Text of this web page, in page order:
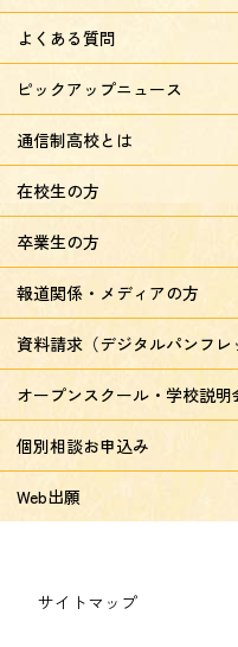
よくある質問
ピックアップニュース
通信制高校とは
在校生の方
卒業生の方
報道関係・メディアの方
資料請求（デジタルパンフレ
オープンスクール・学校説明
個別相談お申込み
Web出願
サイトマップ